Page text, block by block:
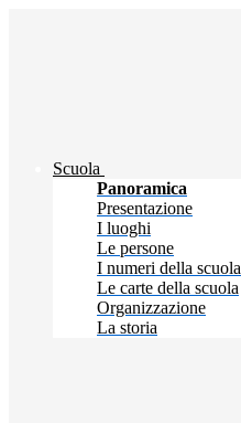
Scuola
Panoramica
Presentazione
I luoghi
Le persone
I numeri della scuola
Le carte della scuola
Organizzazione
La storia